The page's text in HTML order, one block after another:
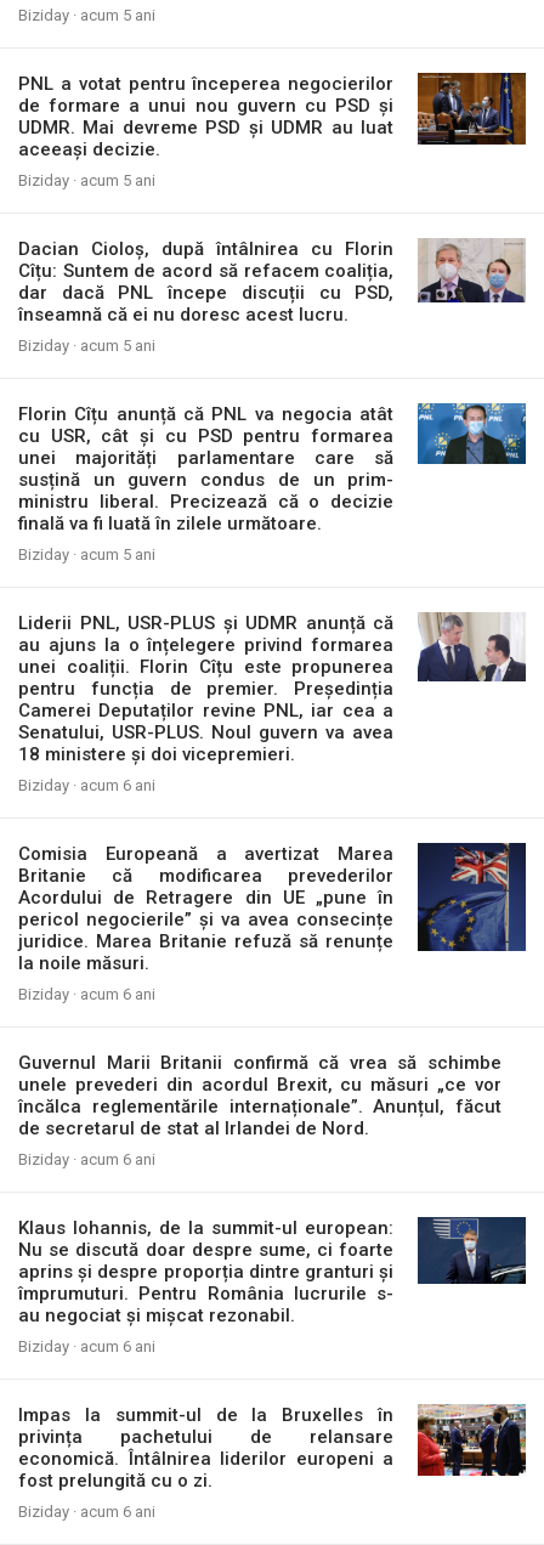
Biziday · acum 5 ani
PNL a votat pentru începerea negocierilor
de formare a unui nou guvern cu PSD și
UDMR. Mai devreme PSD și UDMR au luat
aceeași decizie.
Biziday · acum 5 ani
Dacian Cioloș, după întâlnirea cu Florin
Cîțu: Suntem de acord să refacem coaliția,
dar dacă PNL începe discuții cu PSD,
înseamnă că ei nu doresc acest lucru.
Biziday · acum 5 ani
Florin Cîțu anunță că PNL va negocia atât
cu USR, cât și cu PSD pentru formarea
unei majorități parlamentare care să
susțină un guvern condus de un prim-
ministru liberal. Precizează că o decizie
finală va fi luată în zilele următoare.
Biziday · acum 5 ani
Liderii PNL, USR-PLUS și UDMR anunță că
au ajuns la o înțelegere privind formarea
unei coaliții. Florin Cîțu este propunerea
pentru funcția de premier. Președinția
Camerei Deputaților revine PNL, iar cea a
Senatului, USR-PLUS. Noul guvern va avea
18 ministere și doi vicepremieri.
Biziday · acum 6 ani
Comisia Europeană a avertizat Marea
Britanie că modificarea prevederilor
Acordului de Retragere din UE „pune în
pericol negocierile” și va avea consecințe
juridice. Marea Britanie refuză să renunțe
la noile măsuri.
Biziday · acum 6 ani
Guvernul Marii Britanii confirmă că vrea să schimbe
unele prevederi din acordul Brexit, cu măsuri „ce vor
încălca reglementările internaționale”. Anunțul, făcut
de secretarul de stat al Irlandei de Nord.
Biziday · acum 6 ani
Klaus Iohannis, de la summit-ul european:
Nu se discută doar despre sume, ci foarte
aprins și despre proporția dintre granturi și
împrumuturi. Pentru România lucrurile s-
au negociat și mișcat rezonabil.
Biziday · acum 6 ani
Impas la summit-ul de la Bruxelles în
privința pachetului de relansare
economică. Întâlnirea liderilor europeni a
fost prelungită cu o zi.
Biziday · acum 6 ani